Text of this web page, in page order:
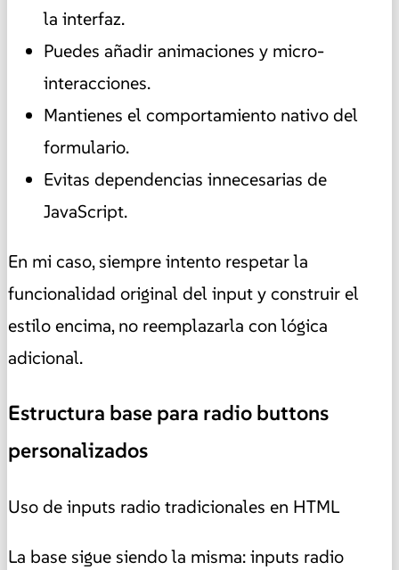
la interfaz.
Puedes añadir animaciones y micro-
interacciones.
Mantienes el comportamiento nativo del
formulario.
Evitas dependencias innecesarias de
JavaScript.
En mi caso, siempre intento respetar la
funcionalidad original del input y construir el
estilo encima, no reemplazarla con lógica
adicional.
Estructura base para radio buttons
personalizados
Uso de inputs radio tradicionales en HTML
La base sigue siendo la misma: inputs radio